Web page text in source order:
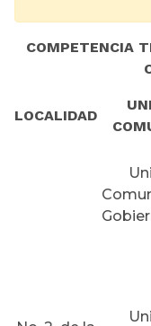
COMPETENCIA
LOCALIDAD